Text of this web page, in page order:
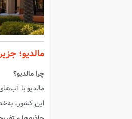
مالدیو؛
چرا مالدیو؟
مالدیو با
این کشور،